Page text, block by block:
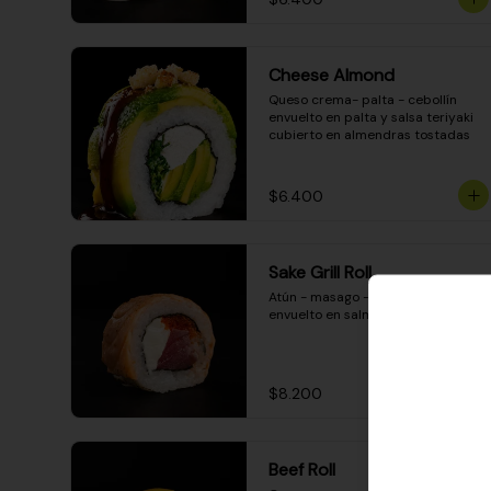
Cheese Almond
Queso crema- palta - cebollín
envuelto en palta y salsa teriyaki
cubierto en almendras tostadas
$6.400
Sake Grill Roll
Atún - masago - queso crema -
envuelto en salmón gratinado
$8.200
Beef Roll